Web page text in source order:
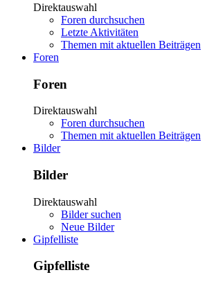
Direktauswahl
Foren durchsuchen
Letzte Aktivitäten
Themen mit aktuellen Beiträgen
Foren
Foren
Direktauswahl
Foren durchsuchen
Themen mit aktuellen Beiträgen
Bilder
Bilder
Direktauswahl
Bilder suchen
Neue Bilder
Gipfelliste
Gipfelliste